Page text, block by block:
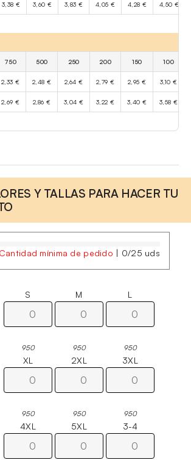
3,38 € 3,60 € 3,83 € 4,05 € 4,28 € 4,50 €
750 500 250 200 150 100
2,33 € 2,48 € 2,64 € 2,79 € 2,95 € 3,10 €
2,69 € 2,86 € 3,04 € 3,22 € 3,40 € 3,58 €
Y TALLAS PARA HACER TU
Cantidad mínima de pedido | 0/25 uds
S
950
M
950
L
950
XL
950
2XL
950
3XL
950
4XL 5XL 3-4